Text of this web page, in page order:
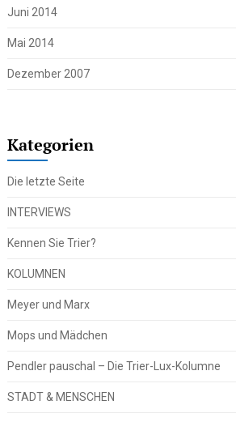
Juni 2014
Mai 2014
Dezember 2007
Kategorien
Die letzte Seite
INTERVIEWS
Kennen Sie Trier?
KOLUMNEN
Meyer und Marx
Mops und Mädchen
Pendler pauschal – Die Trier-Lux-Kolumne
STADT & MENSCHEN